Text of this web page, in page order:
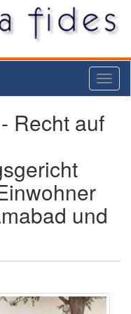
Recht auf
und